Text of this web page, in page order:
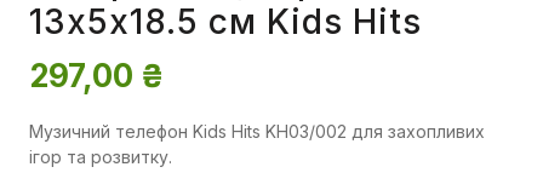
13x5x18.5 см Kids Hits
297,00 ₴
Музичний телефон Kids Hits KH03/002 для захопливих
ігор та розвитку.